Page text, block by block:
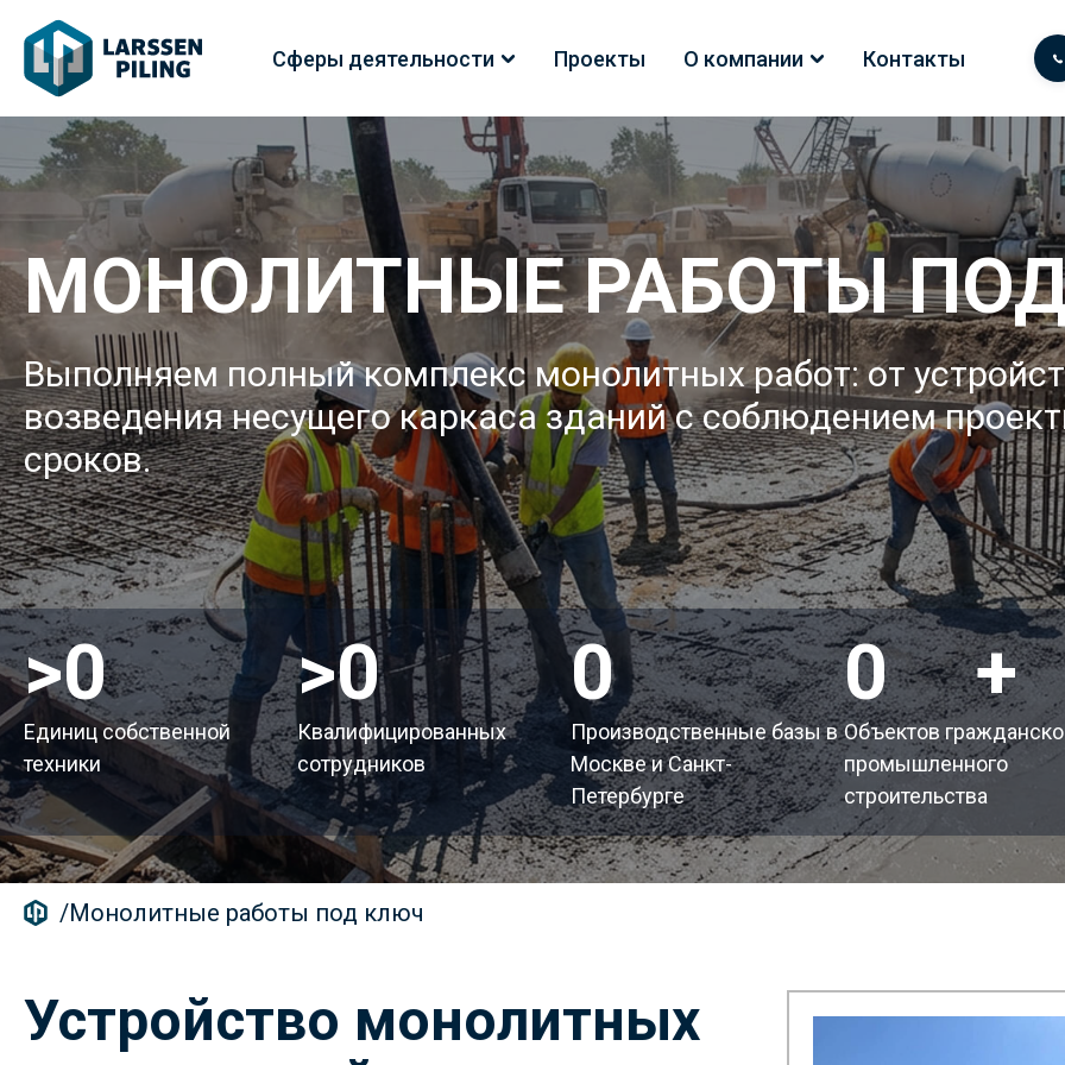
Сферы деятельности Проекты О компании Контакты
МОНОЛИТНЫЕ РАБОТЫ
Выполняем полный комплекс монолитных работ: от
возведения несущего каркаса зданий с соблюдением
сроков.
>50
Единиц собственной
техники
>150
Квалифицированных
сотрудников
2
Производственные базы в
Москве и Санкт-
Петербурге
200+
Объектов
промышленного
строительства
/Монолитные работы под ключ
Устройство монолитных